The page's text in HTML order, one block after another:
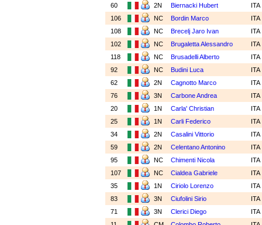
60
2N Biernacki Hubert
ITA
106
NC Bordin Marco
ITA
108
NC Brecelj Jaro Ivan
ITA
102
NC Brugaletta Alessandro
ITA
118
NC Brusadelli Alberto
ITA
92
NC Budini Luca
ITA
62
2N Cagnotto Marco
ITA
76
3N Carbone Andrea
ITA
20
1N Carla' Christian
ITA
25
1N Carli Federico
ITA
34
2N Casalini Vittorio
ITA
59
2N Celentano Antonino
ITA
95
NC Chimenti Nicola
ITA
107
NC Cialdea Gabriele
ITA
35
1N Ciriolo Lorenzo
ITA
83
3N Ciufolini Sirio
ITA
71
3N Clerici Diego
ITA